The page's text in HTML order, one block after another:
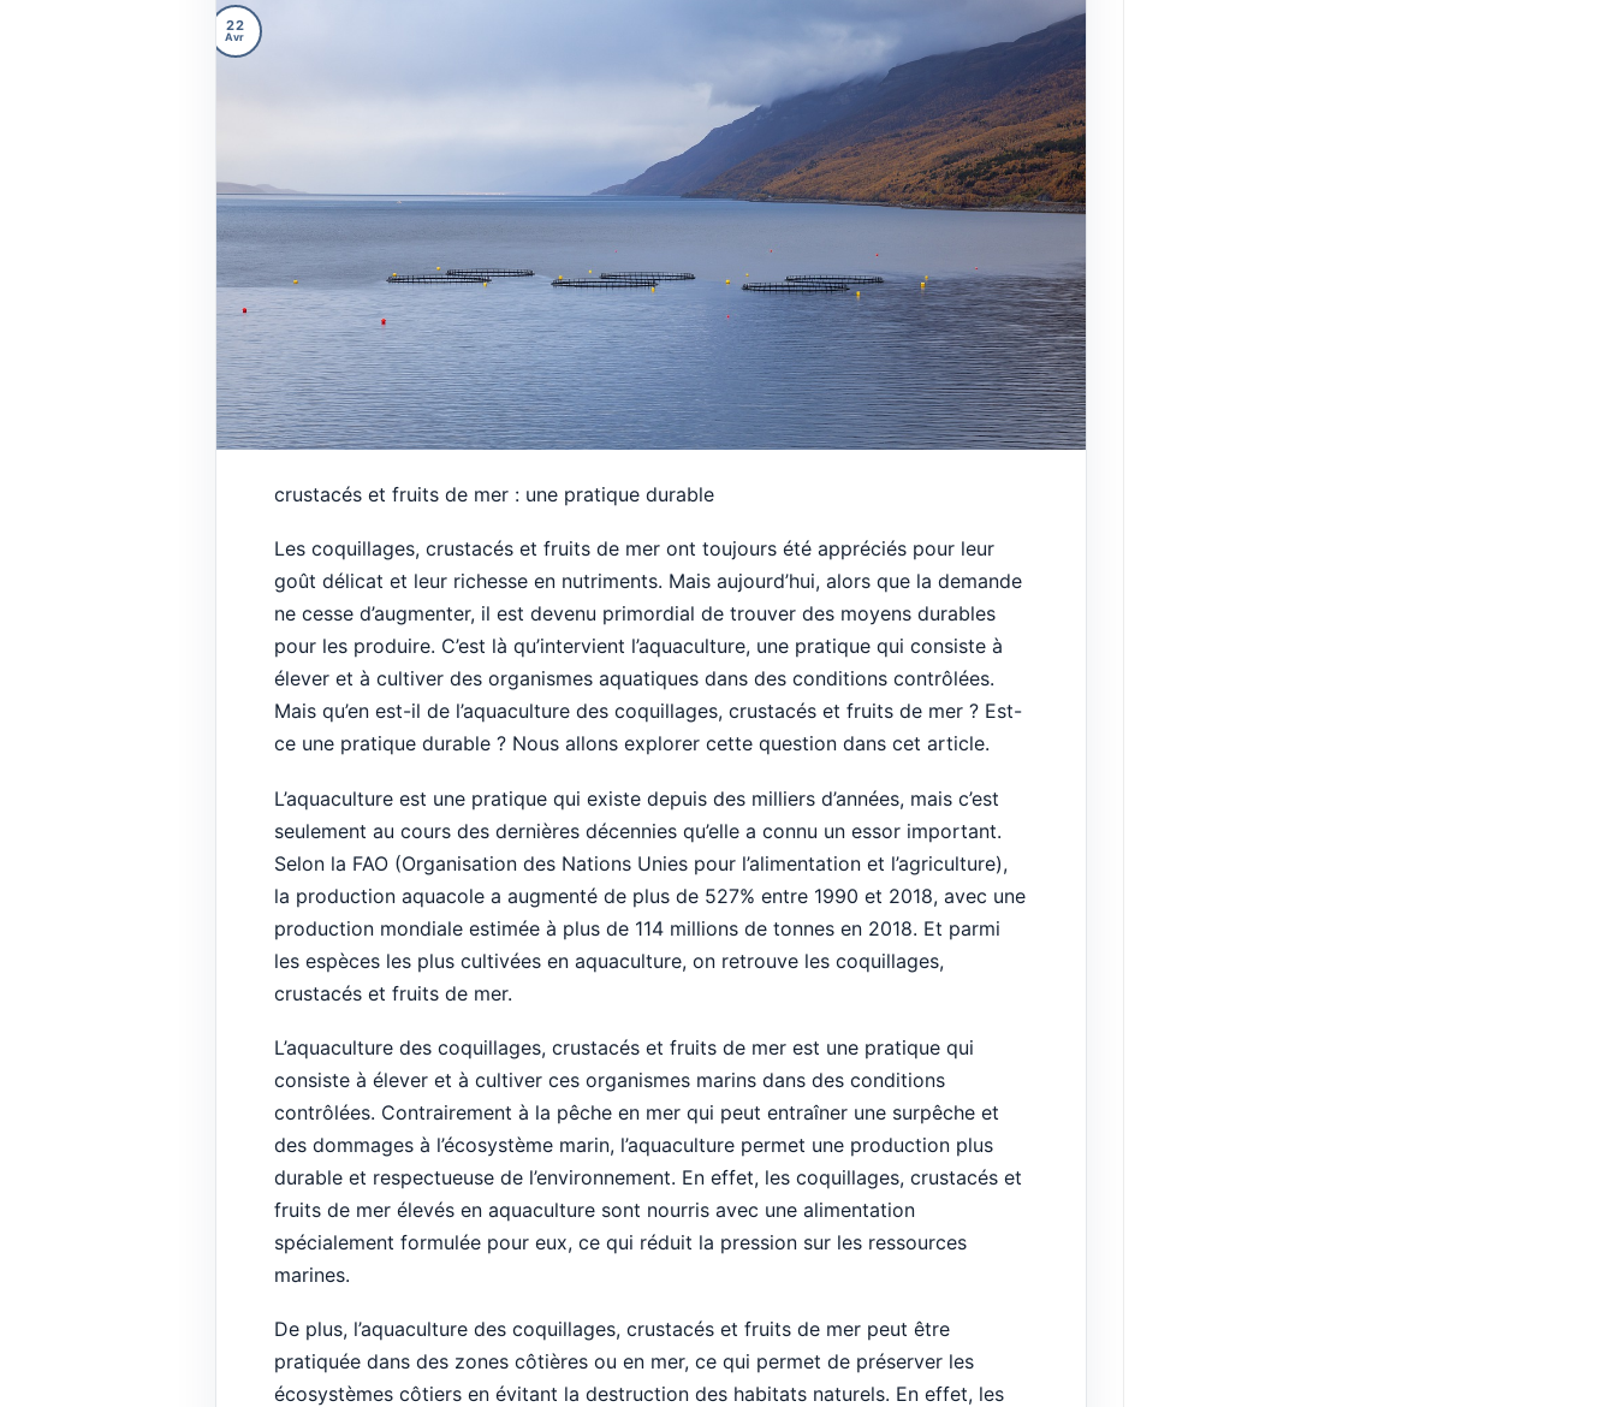
22
Avr
crustacés et fruits de mer : une pratique durable
Les coquillages, crustacés et fruits de mer ont toujours été appréciés pour leur
goût délicat et leur richesse en nutriments. Mais aujourd’hui, alors que la demande
ne cesse d’augmenter, il est devenu primordial de trouver des moyens durables
pour les produire. C’est là qu’intervient l’aquaculture, une pratique qui consiste à
élever et à cultiver des organismes aquatiques dans des conditions contrôlées.
Mais qu’en est-il de l’aquaculture des coquillages, crustacés et fruits de mer ? Est-
ce une pratique durable ? Nous allons explorer cette question dans cet article.
L’aquaculture est une pratique qui existe depuis des milliers d’années, mais c’est
seulement au cours des dernières décennies qu’elle a connu un essor important.
Selon la FAO (Organisation des Nations Unies pour l’alimentation et l’agriculture),
la production aquacole a augmenté de plus de 527% entre 1990 et 2018, avec une
production mondiale estimée à plus de 114 millions de tonnes en 2018. Et parmi
les espèces les plus cultivées en aquaculture, on retrouve les coquillages,
crustacés et fruits de mer.
L’aquaculture des coquillages, crustacés et fruits de mer est une pratique qui
consiste à élever et à cultiver ces organismes marins dans des conditions
contrôlées. Contrairement à la pêche en mer qui peut entraîner une surpêche et
des dommages à l’écosystème marin, l’aquaculture permet une production plus
durable et respectueuse de l’environnement. En effet, les coquillages, crustacés et
fruits de mer élevés en aquaculture sont nourris avec une alimentation
spécialement formulée pour eux, ce qui réduit la pression sur les ressources
marines.
De plus, l’aquaculture des coquillages, crustacés et fruits de mer peut être
pratiquée dans des zones côtières ou en mer, ce qui permet de préserver les
écosystèmes côtiers en évitant la destruction des habitats naturels. En effet, les